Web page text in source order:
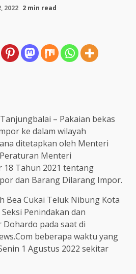
2022 2 min read
– Pakaian bekas
ke dalam wilayah
ditetapkan oleh Menteri
Menteri
18 Tahun 2021 tentang
dan Barang Dilarang Impor.
Bea Cukai Teluk Nibung Kota
Penindakan dan
Dohardo pada saat di
beberapa waktu yang
1 Agustus 2022 sekitar